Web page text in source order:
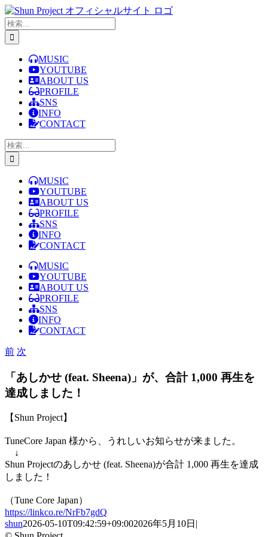
Skip
to
content
検
索
…
MUSIC
YOUTUBE
ABOUT US
PROFILE
SNS
INFO
CONTACT
検
索
…
MUSIC
YOUTUBE
ABOUT US
PROFILE
SNS
INFO
CONTACT
MUSIC
YOUTUBE
ABOUT US
PROFILE
SNS
INFO
CONTACT
前 次
「あしかせ (feat. Sheena)」が、合計 1,000 再生を
達成しました！
【Shun Project】
TuneCore Japan 様から、うれしいお知らせが来ました。
↓
Shun Projectのあしかせ (feat. Sheena)が合計 1,000 再生を達成
しました！
（Tune Core Japan）
https://linkco.re/NrFb7gdQ
shun2026-05-10T09:42:59+09:002026年5月10日 |